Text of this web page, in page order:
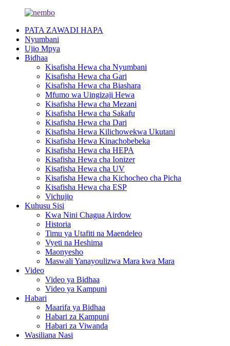
PATA ZAWADI HAPA
Nyumbani
Ujio Mpya
Bidhaa
Kisafisha Hewa cha Nyumbani
Kisafisha Hewa cha Gari
Kisafisha Hewa cha Biashara
Mfumo wa Uingizaji Hewa
Kisafisha Hewa cha Mezani
Kisafisha Hewa cha Sakafu
Kisafisha Hewa cha Dari
Kisafisha Hewa Kilichowekwa Ukutani
Kisafisha Hewa Kinachobebeka
Kisafisha Hewa cha HEPA
Kisafisha Hewa cha Ionizer
Kisafisha Hewa cha UV
Kisafisha Hewa cha Kichocheo cha Picha
Kisafisha Hewa cha ESP
Vichujio
Kuhusu Sisi
Kwa Nini Chagua Airdow
Historia
Timu ya Utafiti na Maendeleo
Vyeti na Heshima
Maonyesho
Maswali Yanayoulizwa Mara kwa Mara
Video
Video ya Bidhaa
Video ya Kampuni
Habari
Maarifa ya Bidhaa
Habari za Kampuni
Habari za Viwanda
Wasiliana Nasi